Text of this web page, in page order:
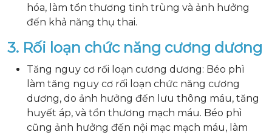
hóa, làm tổn thương tinh trùng và ảnh hưởng
đến khả năng thụ thai.
3. Rối loạn chức năng cương dương
Tăng nguy cơ rối loạn cương dương: Béo phì
làm tăng nguy cơ rối loạn chức năng cương
dương, do ảnh hưởng đến lưu thông máu, tăng
huyết áp, và tổn thương mạch máu. Béo phì
cũng ảnh hưởng đến nội mạc mạch máu, làm